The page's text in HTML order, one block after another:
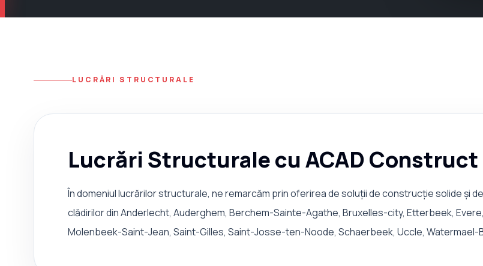
LUCRĂRI STRUCTURALE
Lucrări Structurale cu ACAD Construct
În domeniul lucrărilor structurale, ne remarcăm prin oferirea de soluții de construcție solide și
clădirilor din Anderlecht, Auderghem, Berchem-Sainte-Agathe, Bruxelles-city, Etterbeek,
Molenbeek-Saint-Jean, Saint-Gilles, Saint-Josse-ten-Noode, Schaerbeek, Uccle,